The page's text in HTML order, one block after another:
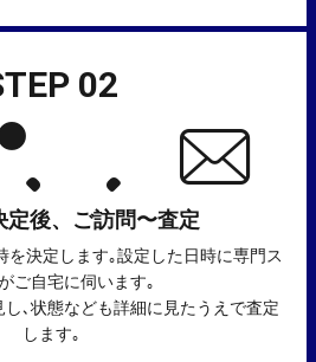
02
定後、ご訪問〜査定
を決定します｡設定した日時に専門ス
ご自宅に伺います｡
､状態なども詳細に見たうえで査定
します｡